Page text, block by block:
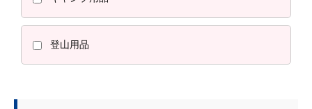
登山用品